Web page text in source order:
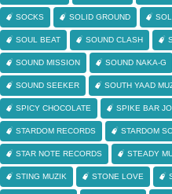
SOCKS SOLID GROUND
SOUL BEAT SOUND CLASH
SOUND MISSION SOUND NAKA-G
SOUND SEEKER SOUTH YAAD
SPICY CHOCOLATE SPIKE BAR
STARDOM RECORDS STARDOM
STAR NOTE RECORDS STEADY
STING MUZIK STONE LOVE